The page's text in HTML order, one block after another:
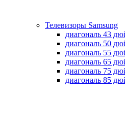
Телевизоры Samsung
диагональ 43
диагональ 50
диагональ 55
диагональ 65
диагональ 75
диагональ 85